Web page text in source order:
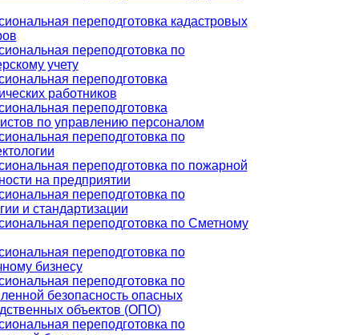
переподготовка кадастровых
переподготовка по
учету
переподготовка
работников
переподготовка
по управлению персоналом
переподготовка по
переподготовка по пожарной
на предприятии
переподготовка по
и стандартизации
переподготовка по Сметному
переподготовка по
бизнесу
переподготовка по
безопасность опасных
объектов (ОПО)
переподготовка по